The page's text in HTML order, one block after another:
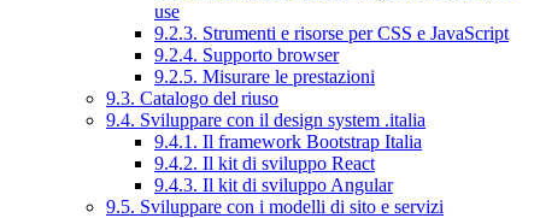
use
9.2.3. Strumenti e risorse per CSS e JavaScript
9.2.4. Supporto browser
9.2.5. Misurare le prestazioni
9.3. Catalogo del riuso
9.4. Sviluppare con il design system .italia
9.4.1. Il framework Bootstrap Italia
9.4.2. Il kit di sviluppo React
9.4.3. Il kit di sviluppo Angular
9.5. Sviluppare con i modelli di sito e servizi